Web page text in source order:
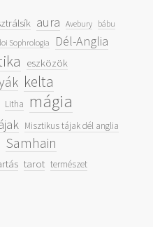
aura Avebury bábu
Sophrologia Dél-Anglia
eszközök
kelta
Litha mágia
Misztikus tájak dél anglia
Samhain
tarot természet